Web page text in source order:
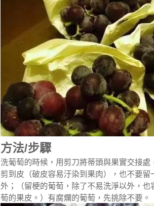
方法/步驟
洗葡萄的時候，用剪刀將蒂頭與果實交接處
剪到皮（破皮容易汙染到果肉），也不要留
外；（留梗的葡萄，除了不易洗淨以外，也
萄的果皮。）有腐爛的葡萄，先挑除不要。